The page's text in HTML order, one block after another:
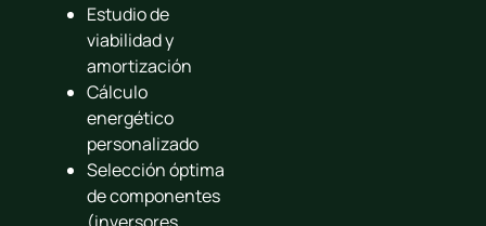
Estudio de
viabilidad y
amortización
Cálculo
energético
personalizado
Selección óptima
de componentes